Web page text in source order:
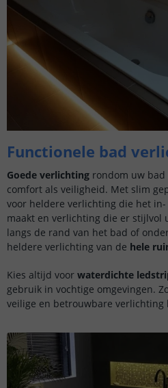
Functionele bad
Goede verlichting rondom uw
comfort als veiligheid. Met slim
voor heldere verlichting die het
maakt en verlichting die er stijlvol
langs de rand van het bad of
heldere verlichting van de hele
Kies altijd voor waterdichte
gebruik in vochtige omgevingen.
veilige en betrouwbare verlichting